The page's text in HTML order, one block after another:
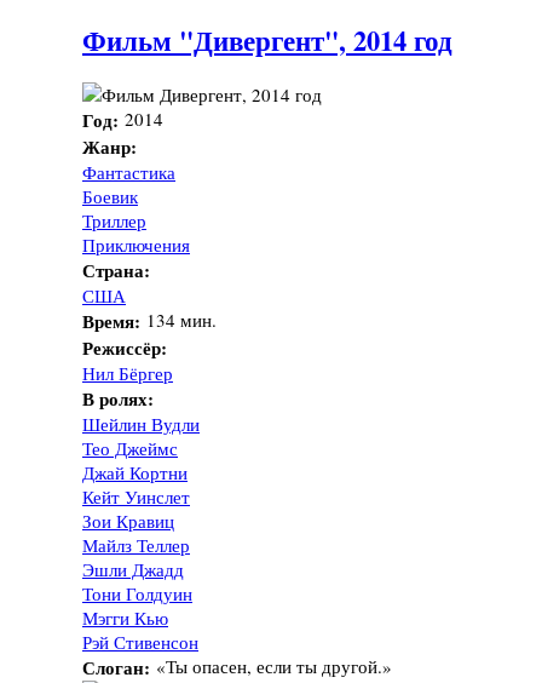
Фильм "Дивергент", 2014 год
Год: 2014
Жанр:
Фантастика
Боевик
Триллер
Приключения
Страна:
США
Время: 134 мин.
Режиссёр:
Нил Бёргер
В ролях:
Шейлин Вудли
Тео Джеймс
Джай Кортни
Кейт Уинслет
Зои Кравиц
Майлз Теллер
Эшли Джадд
Тони Голдуин
Мэгги Кью
Рэй Стивенсон
Слоган: «Ты опасен, если ты другой.»